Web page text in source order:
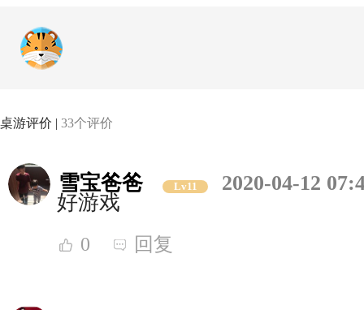
桌游评价 | 33个评价
雪宝爸爸 Lv11
2020-04-12
好游戏
0 回复